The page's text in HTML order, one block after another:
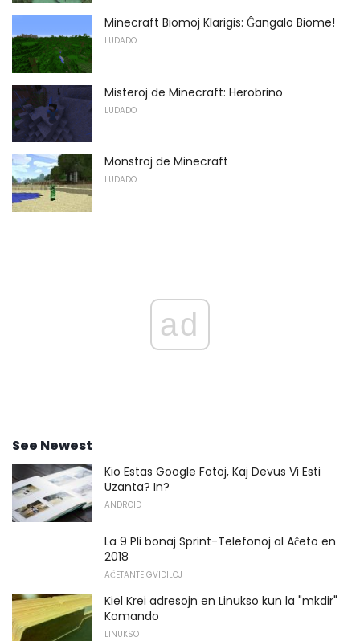
Minecraft Biomoj Klarigis: Ĝangalo Biome!
LUDADO
Misteroj de Minecraft: Herobrino
LUDADO
Monstroj de Minecraft
LUDADO
ad
See Newest
Kio Estas Google Fotoj, Kaj Devus Vi Esti
Uzanta? In?
ANDROID
La 9 Pli bonaj Sprint-Telefonoj al Aĉeto en
2018
AĈETANTE GVIDILOJ
Kiel Krei adresojn en Linukso kun la "mkdir"
Komando
LINUKSO